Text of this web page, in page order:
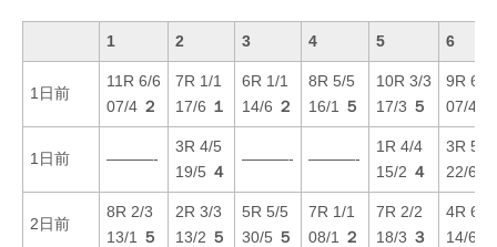
1 2 3 4 5 6
1日前
11R 6/6
07/4 ２
7R 1/1
17/6 １
6R 1/1
14/6 ２
8R 5/5
16/1
５
10R 3/3
17/3 ５
9R 6/6
07/4
1日前 ———-
3R 4/5
19/5 ４
———- ———-
1R 4/4
15/2 ４
3R 5/6
22/6
2日前
8R 2/3
13/1
５
2R 3/3
13/2 ５
5R 5/5
30/5 ５
7R 1/1
08/1
２
7R 2/2
18/3 ３
4R 6/6
14/6